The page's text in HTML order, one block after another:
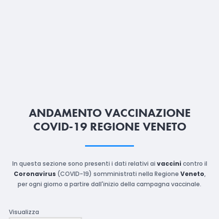
ANDAMENTO VACCINAZIONE
COVID-19 REGIONE VENETO
In questa sezione sono presenti i dati relativi ai vaccini contro il
Coronavirus(COVID-19) somministrati nella Regione Veneto,
per ogni giorno a partire dall'inizio della campagna vaccinale.
Visualizza